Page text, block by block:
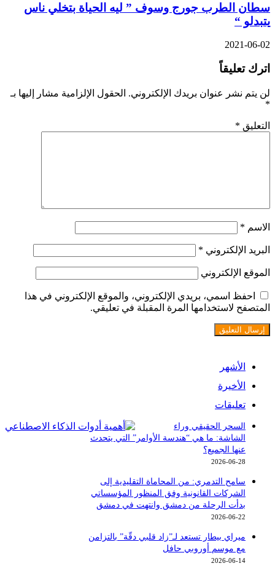
سطان الطرب جورج وسوف ” ليه الحياة بتخلي ناس
يتبدلو “
2021-06-02
اترك تعليقاً
لن يتم نشر عنوان بريدك الإلكتروني. الحقول الإلزامية مشار إليها بـ
*
التعليق *
الاسم *
البريد الإلكتروني *
الموقع الإلكتروني
احفظ اسمي، بريدي الإلكتروني، والموقع الإلكتروني في هذا
المتصفح لاستخدامها المرة المقبلة في تعليقي.
الأشهر
الأخيرة
تعليقات
السحر الحقيقي وراء
الشاشة: ما هي “هندسة الأوامر” التي يتحدث
عنها الجميع؟
2026-06-28
سامح التدمري: من المحاماة التقليدية إلى
الشركات القانونية وفق المنظور المؤسساتي
بدأت الرحلة من دمشق وانتهت في دمشق
2026-06-22
ميراي بيطار تستعد لـ”زاد قلبي دقّة” بالتزامن
مع موسم أوروبي حافل
2026-06-14